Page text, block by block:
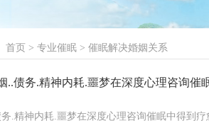
首页 > 专业催眠 > 催眠解决婚姻关系
..债务.精神内耗.噩梦在深度心理咨询催
.精神内耗.噩梦在深度心理咨询催眠中得到